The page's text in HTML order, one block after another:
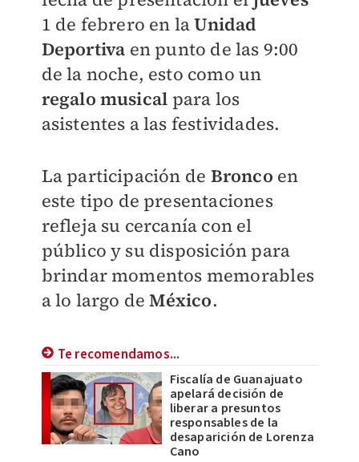
1 de febrero en laUnidad
Deportiva en punto de las 9:00
de la noche, esto como un
regalo musical para los
asistentes a las festividades.
La participación de Bronco en
este tipo de presentaciones
refleja su cercanía con el
público y su disposición para
brindar momentos memorables
a lo largo deMéxico.
Te recomendamos...
Fiscalía de Guanajuato
apelará decisión de
liberar a presuntos
responsables de la
desaparición de Lorenza
Cano